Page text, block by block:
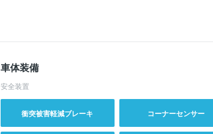
車体装備
安全装置
衝突被害軽減ブレーキ コーナーセンサー